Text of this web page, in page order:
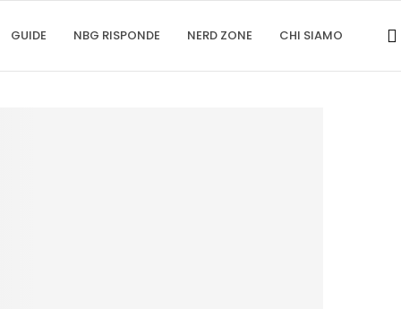
GUIDE NBG RISPONDE NERD ZONE CHI SIAMO